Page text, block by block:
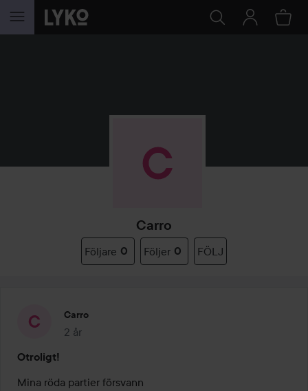
HOPPA TILL INNEHÅLLET
Carro
Följare 0 Följer 0 FÖLJ
Carro
2 år
Inlägget skapades 2 år
Otroligt!
Mina röda partier försvann